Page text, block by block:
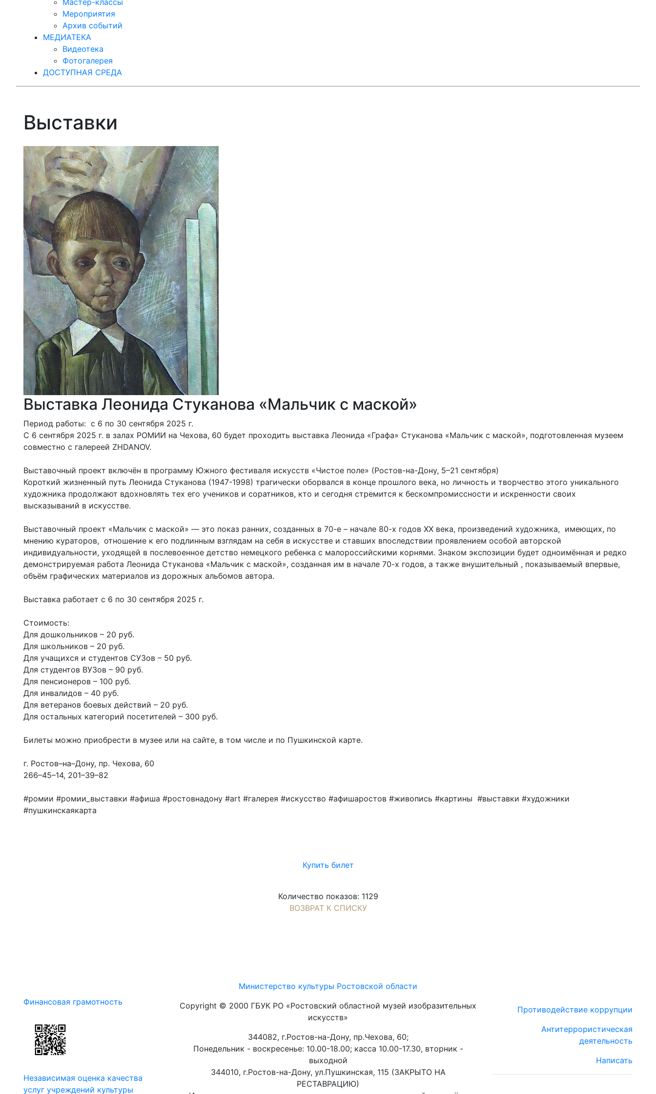
Мастер-классы
Мероприятия
Архив событий
МЕДИАТЕКА
Видеотека
Фотогалерея
ДОСТУПНАЯ СРЕДА
Выставки
Выставка Леонида Стуканова «Мальчик с маской»
Период работы: с 6 по 30 сентября 2025 г.
С 6 сентября 2025 г. в залах РОМИИ на Чехова, 60 будет проходить выставка Леонида «Графа» Стуканова «Мальчик с маской», подготовленная музеем
совместно с галереей ZHDANOV.
Выставочный проект включён в программу Южного фестиваля искусств «Чистое поле» (Ростов-на-Дону, 5–21 сентября)
Короткий жизненный путь Леонида Стуканова (1947-1998) трагически оборвался в конце прошлого века, но личность и творчество этого уникального
художника продолжают вдохновлять тех его учеников и соратников, кто и сегодня стремится к бескомпромиссности и искренности своих
высказываний в искусстве.
Выставочный проект «Мальчик с маской» — это показ ранних, созданных в 70-е – начале 80-х годов XX века, произведений художника, имеющих, по
мнению кураторов, отношение к его подлинным взглядам на себя в искусстве и ставших впоследствии проявлением особой авторской
индивидуальности, уходящей в послевоенное детство немецкого ребенка с малороссийскими корнями. Знаком экспозиции будет одноимённая и редко
демонстрируемая работа Леонида Стуканова «Мальчик с маской», созданная им в начале 70-х годов, а также внушительный , показываемый впервые,
объём графических материалов из дорожных альбомов автора.
Выставка работает с 6 по 30 сентября 2025 г.
Стоимость:
Для дошкольников – 20 руб.
Для школьников – 20 руб.
Для учащихся и студентов СУЗов – 50 руб.
Для студентов ВУЗов – 90 руб.
Для пенсионеров – 100 руб.
Для инвалидов – 40 руб.
Для ветеранов боевых действий – 20 руб.
Для остальных категорий посетителей – 300 руб.
Билеты можно приобрести в музее или на сайте, в том числе и по Пушкинской карте.
г. Ростов–на–Дону, пр. Чехова, 60
266–45–14, 201–39–82
#ромии #ромии_выставки #афиша #ростовнадону #art #галерея #искусство #афишаростов #живопись #картины #выставки #художники
#пушкинскаякарта
Купить билет
Количество показов: 1129
ВОЗВРАТ К СПИСКУ
Финансовая грамотность
Независимая оценка качества
услуг учреждений культуры
Министерство культуры Ростовской области
Copyright © 2000 ГБУК РО «Ростовский областной музей изобразительных
искусств»
344082, г.Ростов-на-Дону, пр.Чехова, 60;
Понедельник - воскресенье: 10.00-18.00; касса 10.00-17.30, вторник -
выходной
344010, г.Ростов-на-Дону, ул.Пушкинская, 115 (ЗАКРЫТО НА
РЕСТАВРАЦИЮ)
Противодействие коррупции
Антитеррористическая
деятельность
Написать